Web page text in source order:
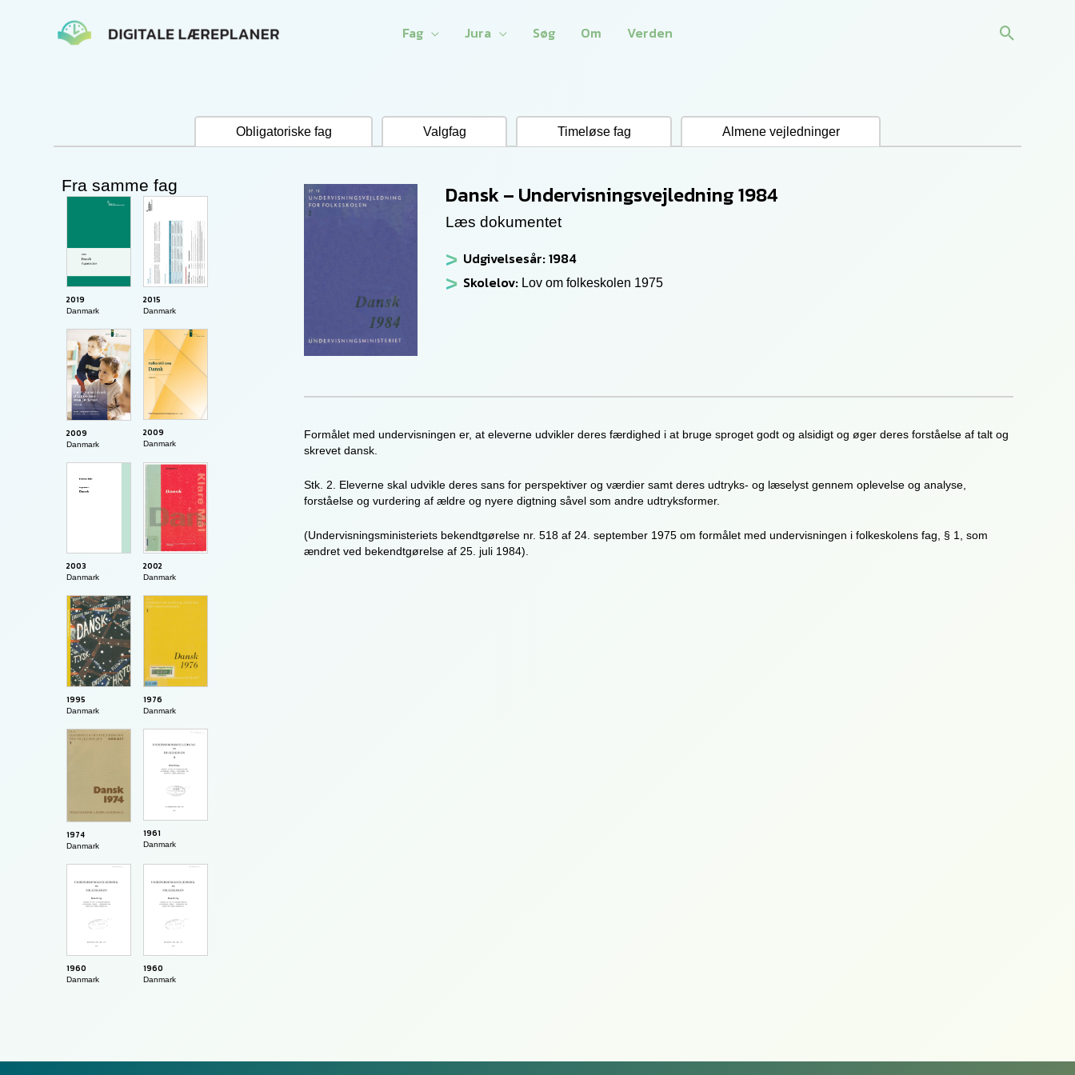
Fag Jura Søg Om Verden Søg
Obligatoriske fag Valgfag Timeløse fag Almene vejledninger
Fra samme fag
2019
Danmark
2015
Danmark
2009
Danmark
2009
Danmark
2003
Danmark
2002
Danmark
1995
Danmark
1976
Danmark
1974
Danmark
1961
Danmark
1960
Danmark
1960
Danmark
Dansk – Undervisningsvejledning 1984
Læs dokumentet
Udgivelsesår: 1984
Skolelov: Lov om folkeskolen 1975
Formålet med undervisningen er, at eleverne udvikler deres færdighed i at bruge sproget godt og alsidigt og øger deres forståelse af talt og
skrevet dansk.
Stk. 2. Eleverne skal udvikle deres sans for perspektiver og værdier samt deres udtryks- og læselyst gennem oplevelse og analyse,
forståelse og vurdering af ældre og nyere digtning såvel som andre udtryksformer.
(Undervisningsministeriets bekendtgørelse nr. 518 af 24. september 1975 om formålet med undervisningen i folkeskolens fag, § 1, som
ændret ved bekendtgørelse af 25. juli 1984).